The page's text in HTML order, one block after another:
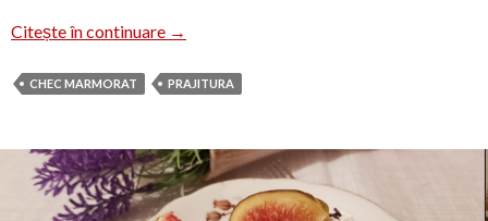
Citește în continuare Aluat de baza pentru chec, guguluf și
→
CHEC MARMORAT PRAJITURA